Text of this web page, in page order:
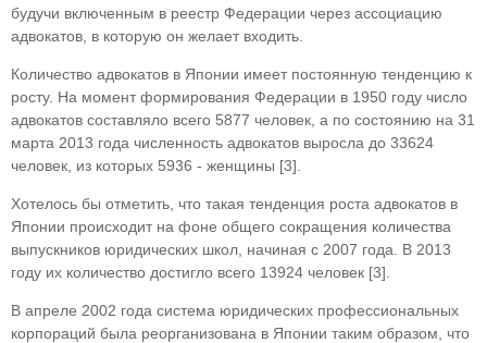
будучи включенным в ре­естр Федерации через ассоциацию
адвокатов, в которую он желает входить.
Количество адвокатов в Японии имеет по­стоянную тенденцию к
росту. На момент форми­рования Федерации в 1950 году число
адвокатов составляло всего 5877 человек, а по состоянию на 31
марта 2013 года численность адвокатов выросла до 33624
человек, из которых 5936 - женщины [3].
Хотелось бы отметить, что такая тенденция роста адвокатов в
Японии происходит на фоне об­щего сокращения количества
выпускников юри­дических школ, начиная с 2007 года. В 2013
году их количество достигло всего 13924 человек [3].
В апреле 2002 года система юридических профессиональных
корпораций была реоргани­зована в Японии таким образом, что